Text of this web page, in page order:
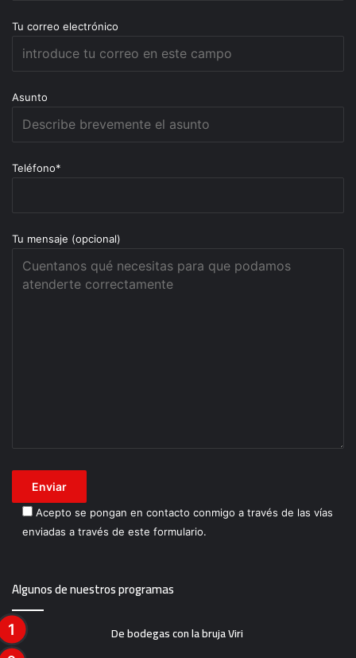
Tu correo electrónico
Asunto
Teléfono*
Tu mensaje (opcional)
Acepto se pongan en contacto conmigo a través de las vías
enviadas a través de este formulario.
Algunos de nuestros programas
De bodegas con la bruja Viri